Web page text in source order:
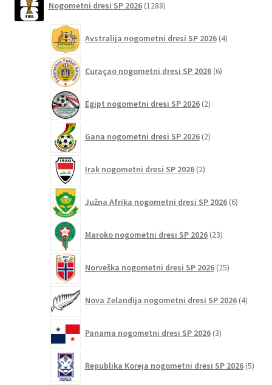
Nogometni dresi SP 2026 1288izdelkov
Avstralija nogometni dresi SP 2026 4izdelki
Curaçao nogometni dresi SP 2026 6izdelkov
Egipt nogometni dresi SP 2026 2izdelka
Gana nogometni dresi SP 2026 2izdelka
Irak nogometni dresi SP 2026 2izdelka
Južna Afrika nogometni dresi SP 2026 6izdelkov
Maroko nogometni dresi SP 2026 23izdelkov
Norveška nogometni dresi SP 2026 25izdelkov
Nova Zelandija nogometni dresi SP 2026 4izdelki
Panama nogometni dresi SP 2026 3izdelki
Republika Koreja nogometni dresi SP 2026 5